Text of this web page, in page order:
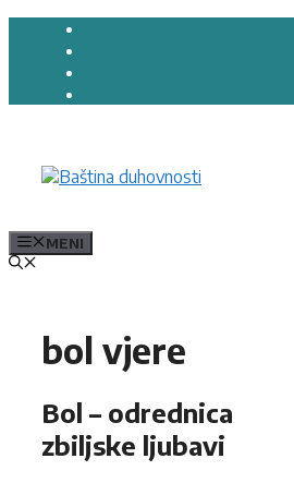
Preskoči
MENI
bol vjere
Bol – odrednica
zbiljske ljubavi